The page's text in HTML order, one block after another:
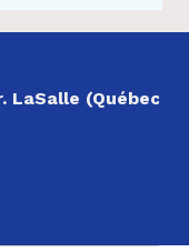
LaSalle (Québec)